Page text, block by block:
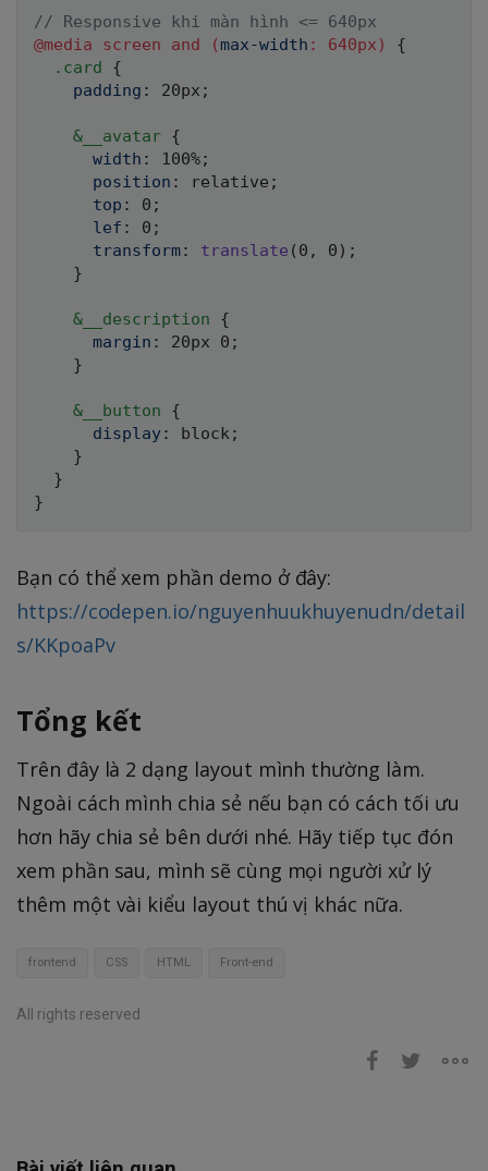
// Responsive khi màn hình <= 640px
@media screen and (max-width : 640px )
{
.card {
padding : 20px ;
& __avatar {
width : 100%;
position : relative ;
top : 0 ;
lef : 0 ;
transform: translate ( 0 , 0 ) ;
}
& __description {
margin : 20px 0 ;
}
& __button {
display: block;
}
}
}
Bạn có thể xem phần demo ở đây:
https://codepen.io/nguyenhuukhuyenudn/detail
s/KKpoaPv
Tổng kết
Trên đây là 2 dạng layout mình thường làm.
Ngoài cách mình chia sẻ nếu bạn có cách tối ưu
hơn hãy chia sẻ bên dưới nhé. Hãy tiếp tục đón
xem phần sau, mình sẽ cùng mọi người xử lý
thêm một vài kiểu layout thú vị khác nữa.
frontend CSS HTML Front-end
All rights reserved